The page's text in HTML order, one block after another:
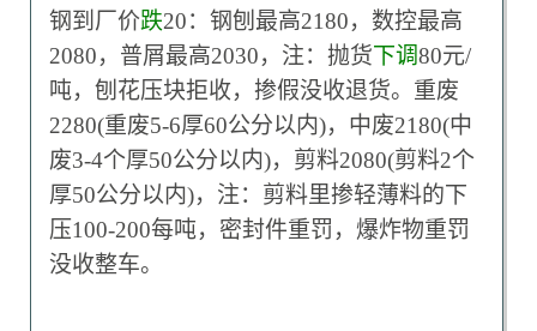
钢到厂价跌20：钢刨最高2180，数控最高
2080，普屑最高2030，注：抛货下调80元/
吨，刨花压块拒收，掺假没收退货。重废
2280(重废5-6厚60公分以内)，中废2180(中
废3-4个厚50公分以内)，剪料2080(剪料2个
厚50公分以内)，注：剪料里掺轻薄料的下
压100-200每吨，密封件重罚，爆炸物重罚
没收整车。